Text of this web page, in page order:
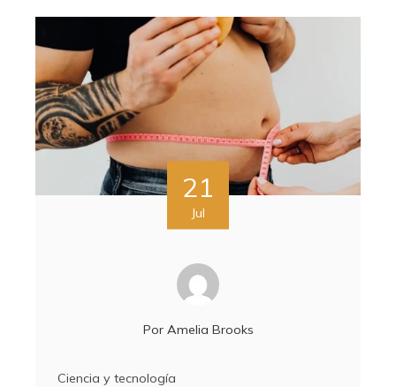
21
Jul
Por Amelia Brooks
Ciencia y tecnología